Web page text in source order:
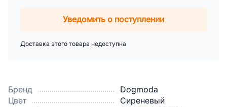
Бренд
Dogmoda
Цвет
Сиреневый
Уведомить о поступлении
Доставка этого товара недоступна